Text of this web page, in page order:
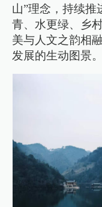
山”理念，持续推
青、水更绿、乡
美与人文之韵相
发展的生动图景。